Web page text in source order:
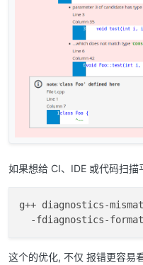
如果想给 CI、IDE 或代码扫描
g++ diagnostics-
这个的优化, 不仅 报错更容易